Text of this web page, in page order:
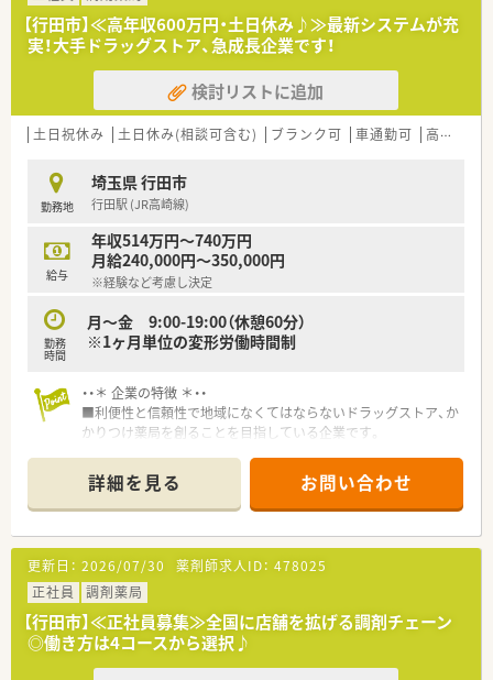
【行田市】≪高年収600万円・土日休み♪≫最新システムが充
実！大手ドラッグストア、急成長企業です！
検討リストに追加
土日祝休み 土日休み(相談可含む) ブランク可 車通勤可 高給与(600万円以上)
勤務地
埼玉県 行田市
行田駅 (JR高崎線)
給与
年収514万円～740万円
月給240,000円～350,000円
※経験など考慮し決定
勤務
時間
月〜金 9:00-19:00（休憩60分）
※1ヶ月単位の変形労働時間制
・・＊ 企業の特徴 ＊・・
■利便性と信頼性で地域になくてはならないドラッグストア、か
かりつけ薬局を創ることを目指している企業です。
でもスムーズに仕事が出来る環境が整っているので安心です。
■病院門前の様に処方箋枚数が多くない為に、服薬指導の時間も
じっくりとれるので、患者様にしっかり向き合い仕事が出来るの
も魅力の一つです。
■福利厚生が充実★ 各種手当はもちろん「育児支援制度」もあ
り！
詳細を見る お問い合わせ
更新日： 2026/07/30 薬剤師求人ID： 478025
正社員
調剤薬局
【行田市】≪正社員募集≫全国に店舗を拡げる調剤チェーン
◎働き方は4コースから選択♪